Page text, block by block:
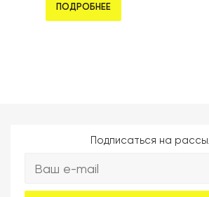
ПОДРОБНЕЕ
Подписаться на